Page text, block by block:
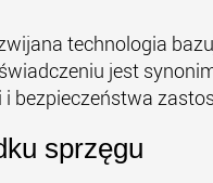
technologia
jest
bezpieczeństwa
sprzęgu